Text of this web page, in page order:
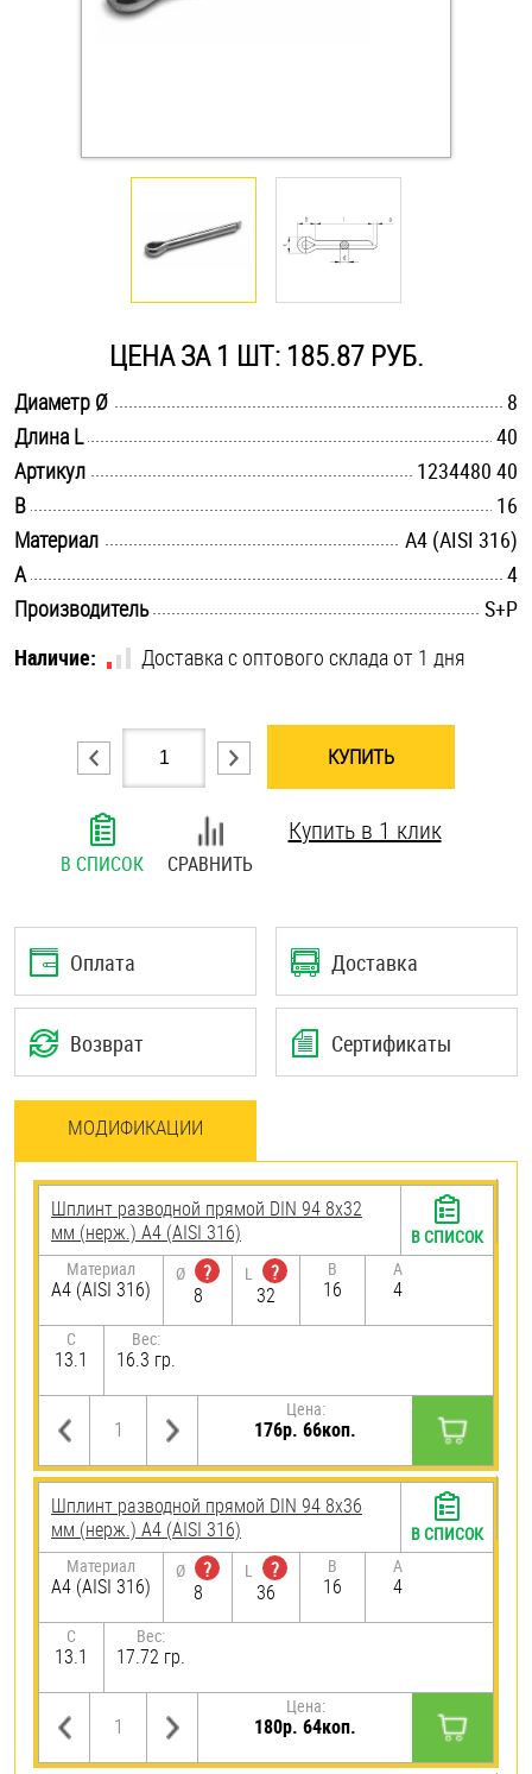
Инструмент
Крюки, кольца с шурупной резьбой
Оснастка и аксессуары для яхт
Саморезы и шурупы
Стопорные кольца
Хомуты
Шплинты
Штифты и пальцы
ЦЕНА ЗА 1 ШТ: 185.87 РУБ.
Диаметр Ø
8
Длина L
40
Артикул
1234480 40
B
16
Материал
A4 (AISI 316)
A
4
Производитель
S+P
Наличие:
Доставка с оптового склада от 1 дня
КУПИТЬ
В СПИСОК СРАВНИТЬ
Купить в 1 клик
Оплата Доставка
Возврат Сертификаты
МОДИФИКАЦИИ
Шплинт разводной прямой DIN 94 8х32
мм (нерж.) A4 (AISI 316)
Материал
A4 (AISI 316)
Ø
?
8
L
?
32
B
16
A
4
C
13.1
Вес:
16.3 гр.
Цена:
176р. 66коп.
В СПИСОК
Шплинт разводной прямой DIN 94 8х36
мм (нерж.) A4 (AISI 316)
Материал
A4 (AISI 316)
Ø
?
8
L
?
36
B
16
A
4
C
13.1
Вес:
17.72 гр.
Цена:
180р. 64коп.
В СПИСОК